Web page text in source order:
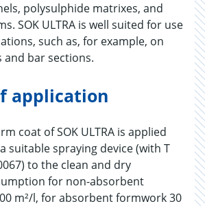
polysulphide matrixes, and
SOK ULTRA is well suited for use
such as, for example, on
and bar sections.
application
coat of SOK ULTRA is applied
suitable spraying device (with T
to the clean and dry
for non-absorbent
m²/l, for absorbent formwork 30